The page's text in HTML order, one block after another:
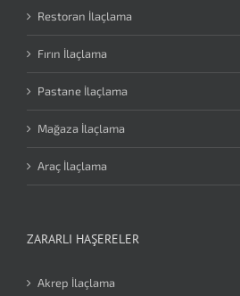
Restoran İlaçlama
Fırın İlaçlama
Pastane İlaçlama
Mağaza İlaçlama
Araç İlaçlama
ZARARLI HAŞERELER
Akrep İlaçlama